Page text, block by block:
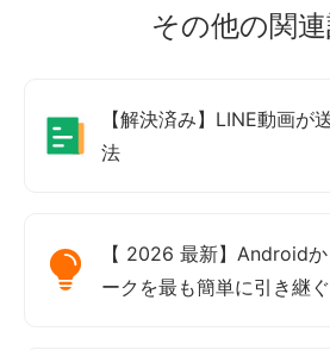
その他の関
【解決済み】LINE動画が
法
【 2026 最新】Android
ークを最も簡単に引き継